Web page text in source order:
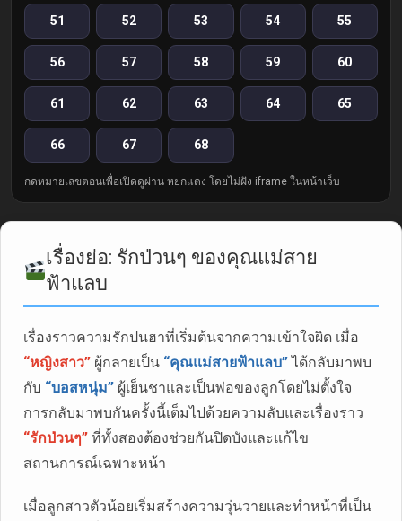
51 52 53 54 55
56 57 58 59 60
61 62 63 64 65
66 67 68
กดหมายเลขตอนเพื่อเปิดดูผ่าน หยกแดง โดยไม่ฝัง iframe ในหน้าเว็บ
เรื่องย่อ: รักป่วนๆ ของคุณแม่สาย
ฟ้าแลบ
เรื่องราวความรักปนฮาที่เริ่มต้นจากความเข้าใจผิด เมื่อ
“หญิงสาว” ผู้กลายเป็น “คุณแม่สายฟ้าแลบ”ได้กลับมาพบ
กับ “บอสหนุ่ม” ผู้เย็นชาและเป็นพ่อของลูกโดยไม่ตั้งใจ
การกลับมาพบกันครั้งนี้เต็มไปด้วยความลับและเรื่องราว
“รักป่วนๆ” ที่ทั้งสองต้องช่วยกันปิดบังและแก้ไข
สถานการณ์เฉพาะหน้า
เมื่อลูกสาวตัวน้อยเริ่มสร้างความวุ่นวายและทำหน้าที่เป็น